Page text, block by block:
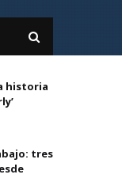
historia
tres